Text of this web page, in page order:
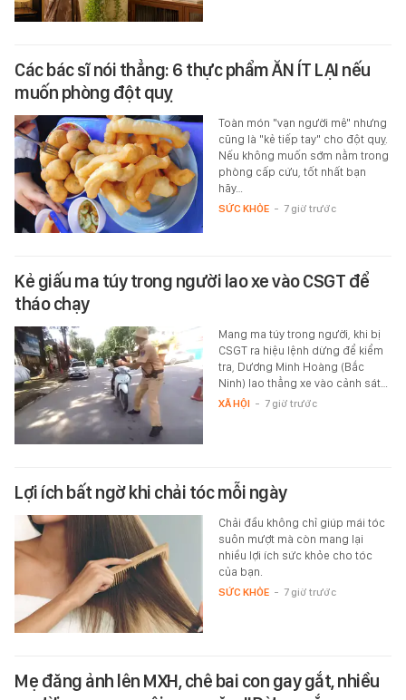
Các bác sĩ nói thẳng: 6 thực phẩm ĂN ÍT LẠI nếu
muốn phòng đột quỵ
Toàn món "vạn người mê" nhưng
cũng là "kẻ tiếp tay" cho đột quỵ.
Nếu không muốn sớm nằm trong
phòng cấp cứu, tốt nhất bạn
hãy…
SỨC KHỎE - 7 giờ trước
Kẻ giấu ma túy trong người lao xe vào CSGT để
tháo chạy
Mang ma túy trong người, khi bị
CSGT ra hiệu lệnh dừng để kiểm
tra, Dương Minh Hoàng (Bắc
Ninh) lao thẳng xe vào cảnh sát…
XÃ HỘI - 7 giờ trước
Lợi ích bất ngờ khi chải tóc mỗi ngày
Chải đầu không chỉ giúp mái tóc
suôn mượt mà còn mang lại
nhiều lợi ích sức khỏe cho tóc
của bạn.
SỨC KHỎE - 7 giờ trước
Mẹ đăng ảnh lên MXH, chê bai con gay gắt, nhiều